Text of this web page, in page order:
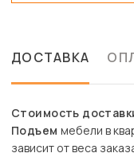
ДОСТАВКА
Стоимость
Подъем мебели в
зависит от веса